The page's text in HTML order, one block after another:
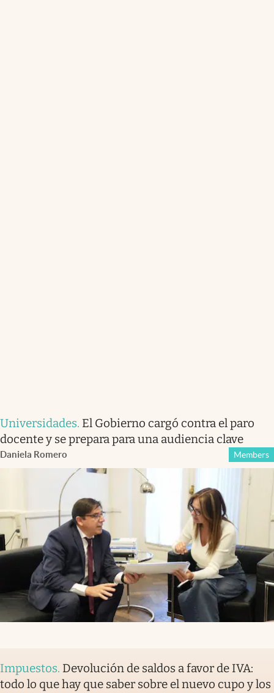
Universidades. El Gobierno cargó contra el paro
docente y se prepara para una audiencia clave
Daniela Romero Members
Impuestos. Devolución de saldos a favor de IVA:
todo lo que hay que saber sobre el nuevo cupo y los